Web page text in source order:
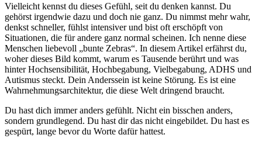
Vielleicht kennst du dieses Gefühl, seit du denken kannst. Du
gehörst irgendwie dazu und doch nie ganz. Du nimmst mehr wahr,
denkst schneller, fühlst intensiver und bist oft erschöpft von
Situationen, die für andere ganz normal scheinen. Ich nenne diese
Menschen liebevoll „bunte Zebras“. In diesem Artikel erfährst du,
woher dieses Bild kommt, warum es Tausende berührt und was
hinter Hochsensibilität, Hochbegabung, Vielbegabung, ADHS und
Autismus steckt. Dein Anderssein ist keine Störung. Es ist eine
Wahrnehmungsarchitektur, die diese Welt dringend braucht.
Du hast dich immer anders gefühlt. Nicht ein bisschen anders,
sondern grundlegend. Du hast dir das nicht eingebildet. Du hast es
gespürt, lange bevor du Worte dafür hattest.